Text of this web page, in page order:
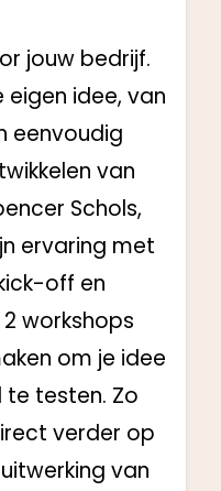
jouw bedrijf.
idee, van
eenvoudig
van
Schols,
ervaring met
off en
workshops
om je idee
te testen. Zo
verder op
van